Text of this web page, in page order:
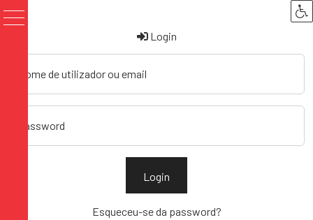
Login
Nome de utilizador ou email
Password
Login
Esqueceu-se da password?